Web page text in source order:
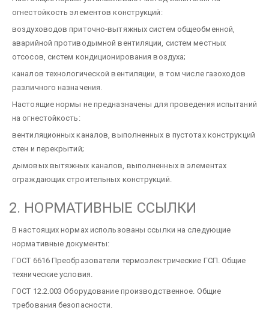
огнестойкость элементов конструкций:
воздуховодов приточно-вытяжных систем общеобменной,
аварийной противодымной вентиляции, систем местных
отсосов, систем кондиционирования воздуха;
каналов технологической вентиляции, в том числе газоходов
различного назначения.
Настоящие нормы не предназначены для проведения испытаний
на огнестойкость:
вентиляционных каналов, выполненных в пустотах конструкций
стен и перекрытий;
дымовых вытяжных каналов, выполненных в элементах
ограждающих строительных конструкций.
2. НОРМАТИВНЫЕ ССЫЛКИ
В настоящих нормах использованы ссылки на следующие
нормативные документы:
ГОСТ 6616 Преобразователи термоэлектрические ГСП. Общие
технические условия.
ГОСТ 12.2.003 Оборудование производственное. Общие
требования безопасности.